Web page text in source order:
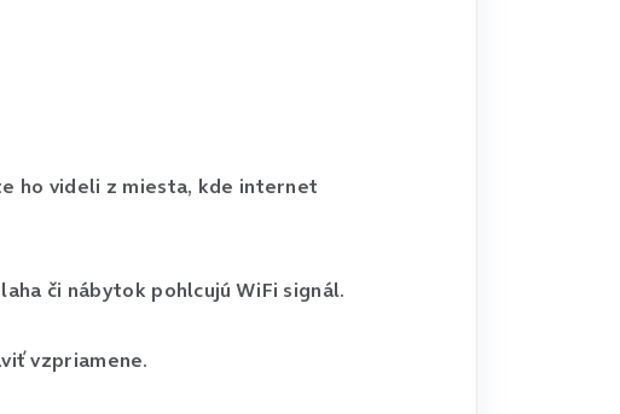
ho videli z miesta, kde internet
či nábytok pohlcujú WiFi signál.
vzpriamene.